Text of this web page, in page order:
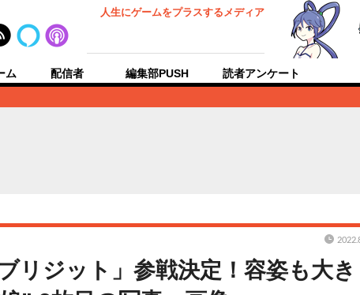
人生にゲームをプラスするメディア
ム 配信者 編集部PUSH 読者アンケート
リジット」参戦決定！容姿も大